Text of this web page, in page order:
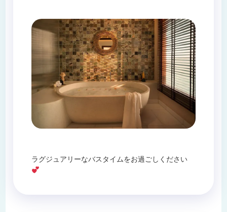
ラグジュアリーなバスタイムをお過ごしください